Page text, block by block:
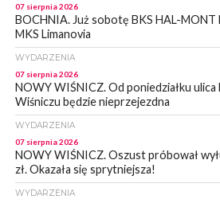
07 sierpnia 2026
BOCHNIA. Już sobotę BKS HAL-MONT
MKS Limanovia
WYDARZENIA
07 sierpnia 2026
NOWY WIŚNICZ. Od poniedziałku ulica
Wiśniczu będzie nieprzejezdna
WYDARZENIA
07 sierpnia 2026
NOWY WIŚNICZ. Oszust próbował
zł. Okazała się sprytniejsza!
WYDARZENIA